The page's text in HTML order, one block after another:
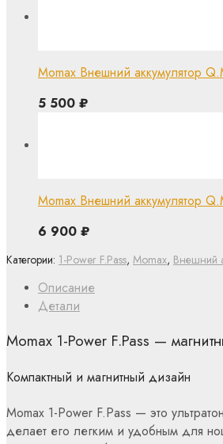
Описание
Детали
Momax 1-Power F.Pass —
Компактный и магнитный дизайн
Momax 1-Power F.Pass — это
делает его легким и удобным для
Категории: 1-Power F.Pass, Momax, Внешний
Momax Внешний аккумулятор
5 500 ₽
Momax Внешний аккумулятор
6 900 ₽